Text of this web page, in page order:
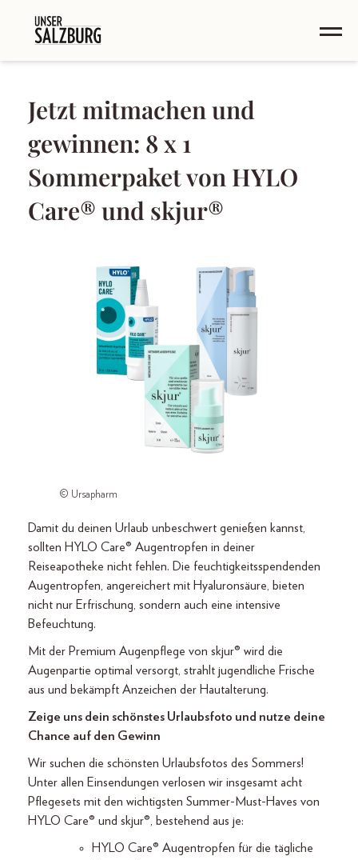
Jetzt mitmachen und
gewinnen: 8 x 1
Sommerpaket von HYLO
Care® und skjur®
© Ursapharm
Damit du deinen Urlaub unbeschwert genießen kannst,
sollten HYLO Care® Augentropfen in deiner
Reiseapotheke nicht fehlen. Die feuchtigkeitsspendenden
Augentropfen, angereichert mit Hyaluronsäure, bieten
nicht nur Erfrischung, sondern auch eine intensive
Befeuchtung.
Mit der Premium Augenpflege von skjur® wird die
Augenpartie optimal versorgt, strahlt jugendliche Frische
aus und bekämpft Anzeichen der Hautalterung.
Zeige uns dein schönstes Urlaubsfoto und nutze deine
Chance auf den Gewinn
Wir suchen die schönsten Urlaubsfotos des Sommers!
Unter allen Einsendungen verlosen wir insgesamt acht
Pflegesets mit den wichtigsten Summer-Must-Haves von
HYLO Care® und skjur®, bestehend aus je:
HYLO Care® Augentropfen für die tägliche